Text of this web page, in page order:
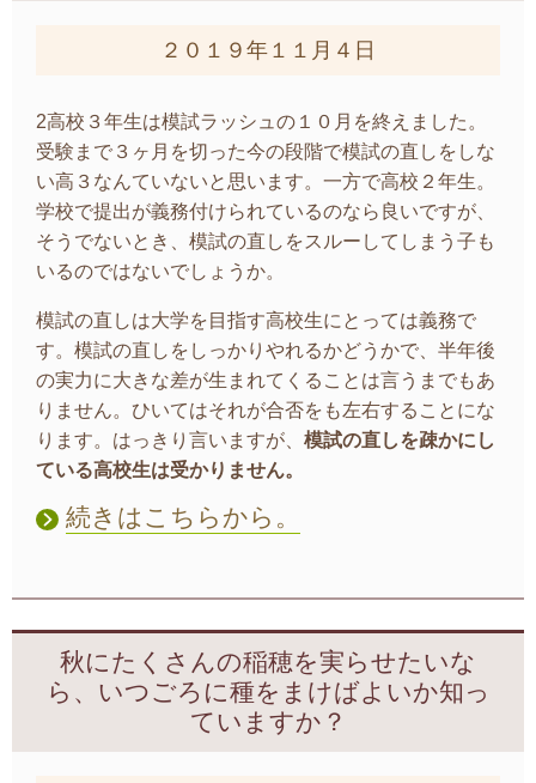
２０１９年１１月４日
2高校３年生は模試ラッシュの１０月を終えました。
受験まで３ヶ月を切った今の段階で模試の直しをしな
い高３なんていないと思います。一方で高校２年生。
学校で提出が義務付けられているのなら良いですが、
そうでないとき、模試の直しをスルーしてしまう子も
いるのではないでしょうか。
模試の直しは大学を目指す高校生にとっては義務で
す。模試の直しをしっかりやれるかどうかで、半年後
の実力に大きな差が生まれてくることは言うまでもあ
りません。ひいてはそれが合否をも左右することにな
ります。はっきり言いますが、 模試の直しを疎かにし
ている高校生は受かりません。
続きはこちらから。
秋にたくさんの稲穂を実らせたいな
ら、いつごろに種をまけばよいか知っ
ていますか？